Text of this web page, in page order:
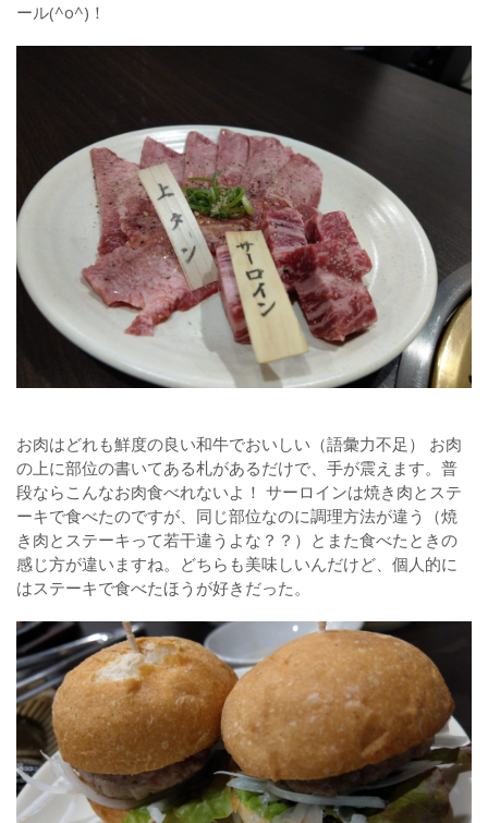
ール(^o^)！
お肉はどれも鮮度の良い和牛でおいしい（語彙力不足） お肉
の上に部位の書いてある札があるだけで、手が震えます。普
段ならこんなお肉食べれないよ！ サーロインは焼き肉とステ
ーキで食べたのですが、同じ部位なのに調理方法が違う（焼
き肉とステーキって若干違うよな？？）とまた食べたときの
感じ方が違いますね。どちらも美味しいんだけど、個人的に
はステーキで食べたほうが好きだった。